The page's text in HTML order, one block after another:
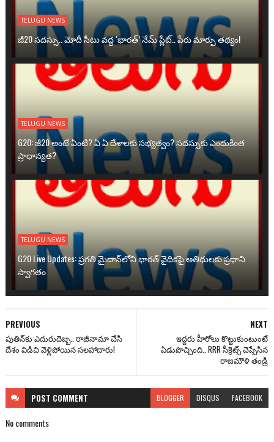
TELUGU NEWS
జీ20 సదస్సు.. మోదీ సీటు వద్ద ‘భారత్’ నేమ్ ప్లేట్‌.. పేరు మార్పు తథ్యం!
TELUGU NEWS
G20: జీ20 అంటే ఏంటి? ఏ ఏ దేశాలకు సభ్యత్వం? సదస్సుకు ఎందుకింత
ప్రాధాన్యత?
TELUGU NEWS
G20 Live Updates: ప్రగతి మైదాన్‌లోని భారత్ వైదికపై అతిథులకు ప్రధాని
స్వాగతం
NEXT
ఇద్దరు హీరోలు కొట్టుకుంటుంటే
ఏడుపొచ్చింది.. RRR సీక్రెట్స్ చెప్పేసిన
రాజమౌళి తండ్రి
PREVIOUS
పుతిన్‌కు ఎదురుదెబ్బ.. రాజీనామా చేసి
దేశం విడిచి వెళ్లిపోయిన సలహాదారు!
POST COMMENT BLOGGER DISQUS FACEBOOK
No comments